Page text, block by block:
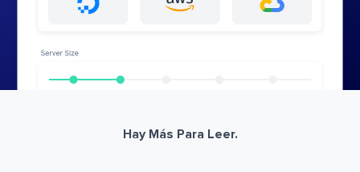
Hay Más Para Leer.